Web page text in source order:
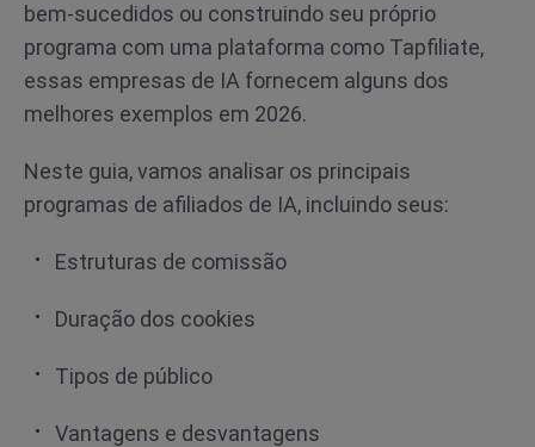
bem-sucedidos ou construindo seu próprio
programa com uma plataforma como Tapfiliate,
essas empresas de IA fornecem alguns dos
melhores exemplos em 2026.
Neste guia, vamos analisar os principais
programas de afiliados de IA, incluindo seus:
Estruturas de comissão
Duração dos cookies
Tipos de público
Vantagens e desvantagens